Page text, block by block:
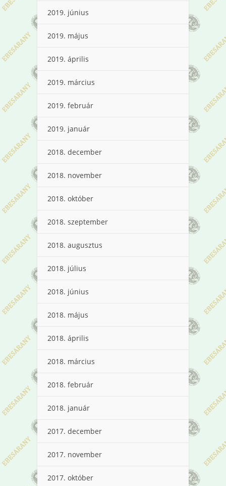
2019. június
2019. május
2019. április
2019. március
2019. február
2019. január
2018. december
2018. november
2018. október
2018. szeptember
2018. augusztus
2018. július
2018. június
2018. május
2018. április
2018. március
2018. február
2018. január
2017. december
2017. november
2017. október